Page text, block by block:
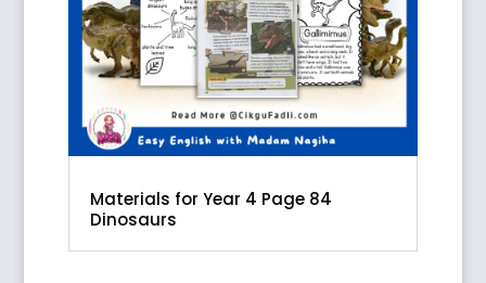
Materials for Year 4 Page 84
Dinosaurs